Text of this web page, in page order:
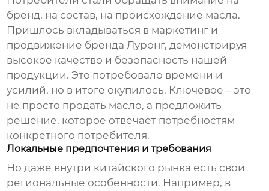
бренд, на состав, на происхождение масла.
Пришлось вкладываться в маркетинг и
продвижение бренда Луронг, демонстрируя
высокое качество и безопасность нашей
продукции. Это потребовало времени и
усилий, но в итоге окупилось. Ключевое – это
не просто продать масло, а предложить
решение, которое отвечает потребностям
конкретного потребителя.
Локальные предпочтения и требования
Но даже внутри китайского рынка есть свои
региональные особенности. Например, в